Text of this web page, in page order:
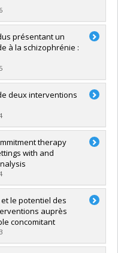
présentant un
à la schizophrénie :
deux interventions
Archibaldotherapy
with and
le potentiel des
auprès
concomitant